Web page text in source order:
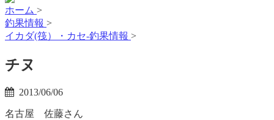
ホーム >
釣果情報 >
イカダ(筏）・カセ-釣果情報 >
チヌ
2013/06/06
名古屋 佐藤さん